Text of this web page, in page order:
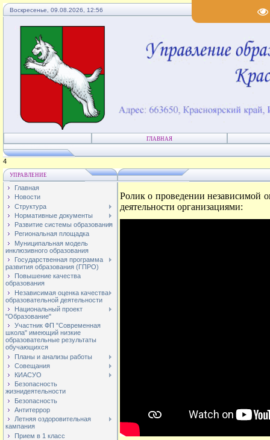
Воскресенье, 09.08.2026, 12:56
ГЛАВНАЯ
2
УПРАВЛЕНИЕ
Главная
Новости
Структура
Нормативные документы
Развитие системы образования
Региональная площадка
Муниципальная модель
инклюзивного образования
Государственная программа
развития образования (ГПРО)
Повышение качества
образования
Независимая оценка качества
образовательной деятельности
Национальный проект
"Образование"
Участник ФП "Современная
школа" имеющий низкие
образовательные результаты
обучающихся
Планы и анализы работы
Совещания
КИАСУО
Безопасность
жизнидеятельности
Безопасность
Антитеррор
Летняя оздоровительная
кампания
Прием в 1 класс
Ролик о проведении независимой
деятельности организациями: